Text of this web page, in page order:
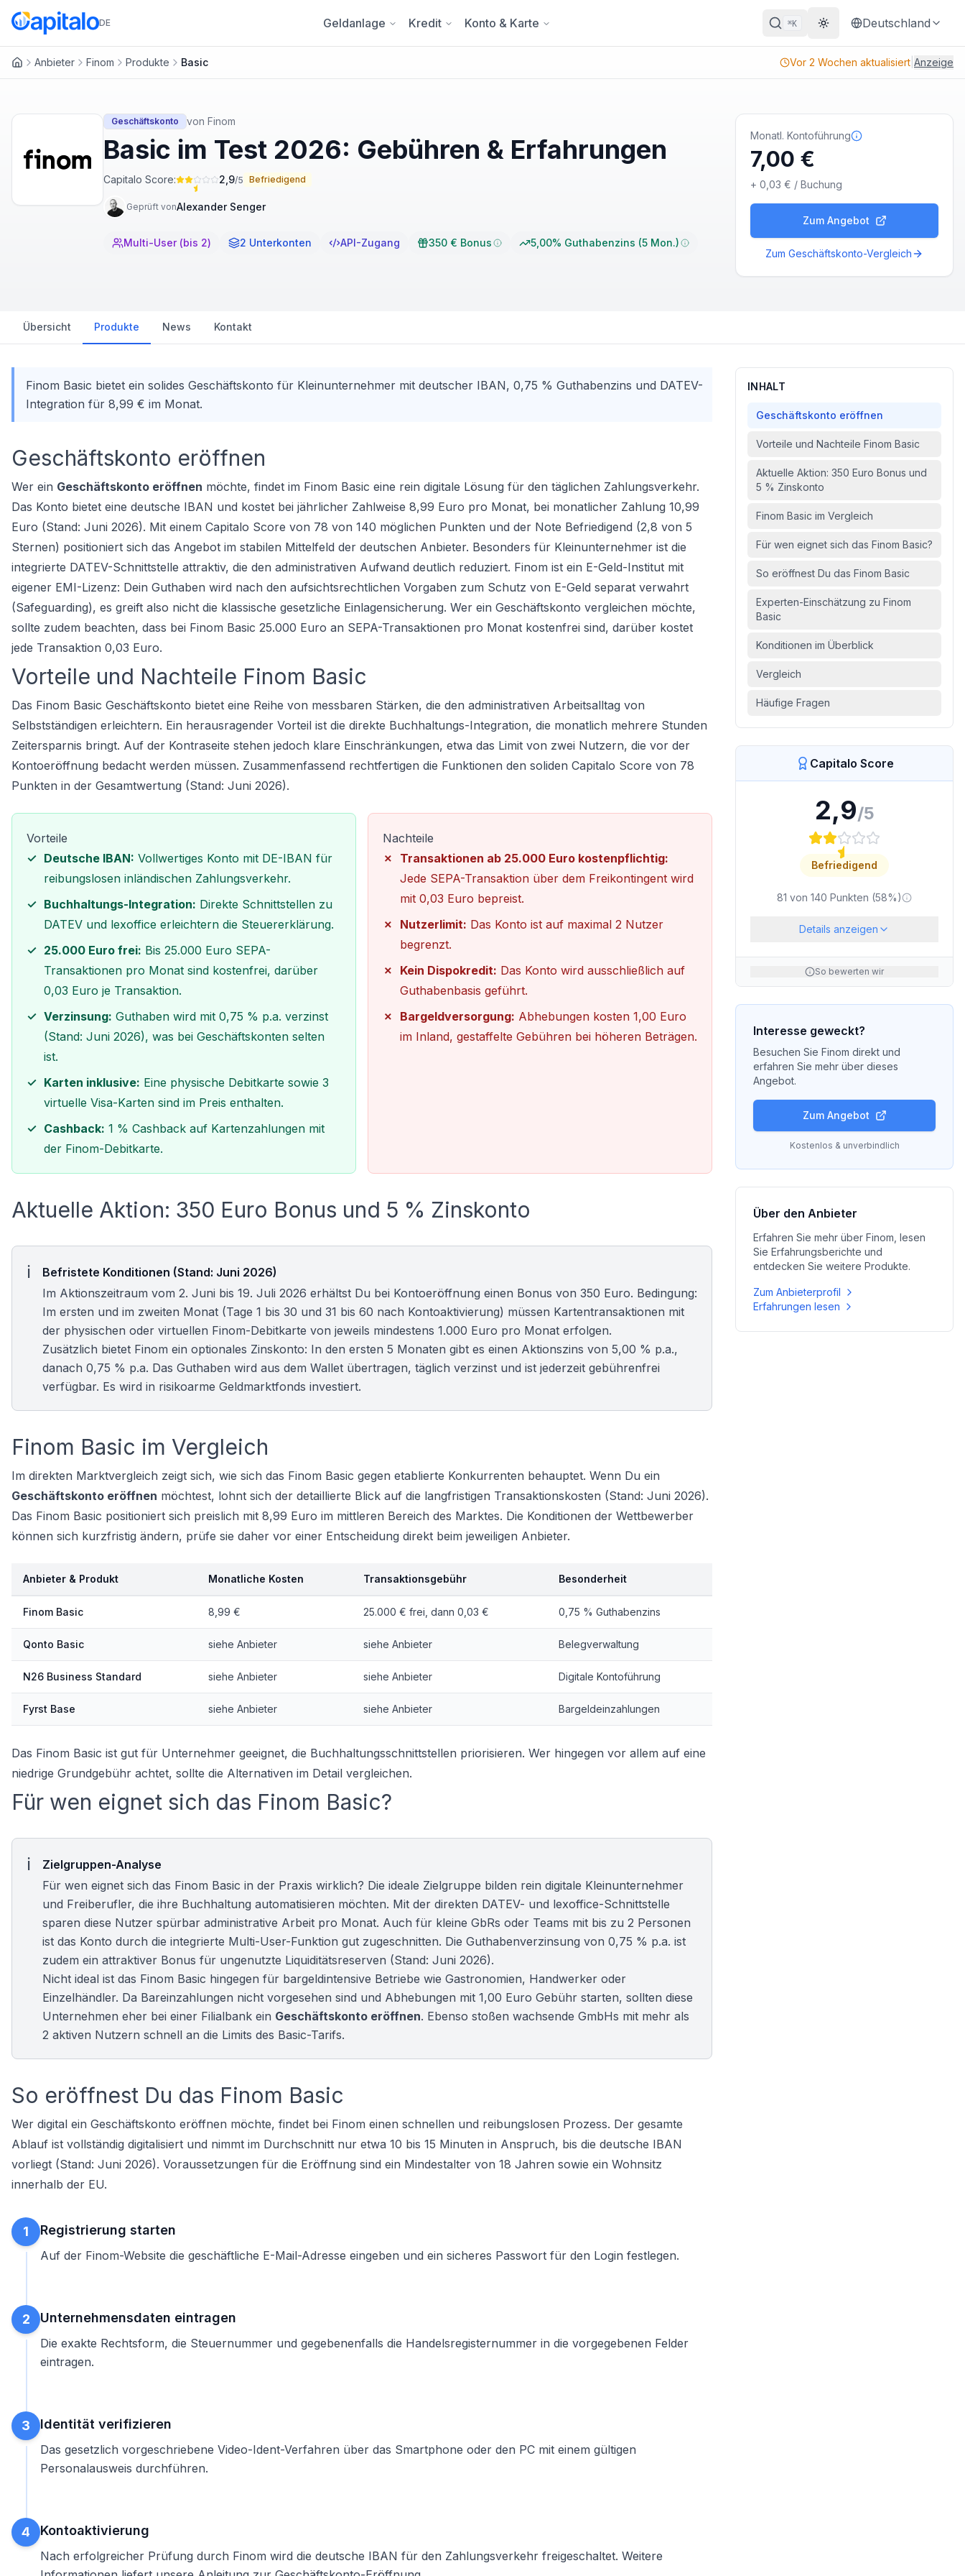
DE Geldanlage Kredit Konto & Karte ⌘K Theme wechseln
Deutschland
Anbieter Finom Produkte Basic Vor 2 Wochen aktualisiert Anzeige
Geschäftskonto von Finom
Basic im Test 2026: Gebühren & Erfahrungen
Capitalo Score: 2,9/5 Befriedigend
Geprüft vonAlexander Senger
Multi-User (bis 2) 2 Unterkonten API-Zugang 350 € Bonus 5,00% Guthabenzins (5 Mon.)
Monatl. Kontoführung
7,00 €
+ 0,03 € / Buchung
Zum Angebot
Zum Geschäftskonto-Vergleich
Übersicht Produkte News Kontakt
Finom Basic bietet ein solides Geschäftskonto für Kleinunternehmer mit deutscher IBAN, 0,75 % Guthabenzins und DATEV-
Integration für 8,99 € im Monat.
Geschäftskonto eröffnen
Wer ein Geschäftskonto eröffnen möchte, findet im Finom Basic eine rein digitale Lösung für den täglichen Zahlungsverkehr.
Das Konto bietet eine deutsche IBAN und kostet bei jährlicher Zahlweise 8,99 Euro pro Monat, bei monatlicher Zahlung 10,99
Euro (Stand: Juni 2026). Mit einem Capitalo Score von 78 von 140 möglichen Punkten und der Note Befriedigend (2,8 von 5
Sternen) positioniert sich das Angebot im stabilen Mittelfeld der deutschen Anbieter. Besonders für Kleinunternehmer ist die
integrierte DATEV-Schnittstelle attraktiv, die den administrativen Aufwand deutlich reduziert. Finom ist ein E-Geld-Institut mit
eigener EMI-Lizenz: Dein Guthaben wird nach den aufsichtsrechtlichen Vorgaben zum Schutz von E-Geld separat verwahrt
(Safeguarding), es greift also nicht die klassische gesetzliche Einlagensicherung. Wer ein Geschäftskonto vergleichen möchte,
sollte zudem beachten, dass bei Finom Basic 25.000 Euro an SEPA-Transaktionen pro Monat kostenfrei sind, darüber kostet
jede Transaktion 0,03 Euro.
Vorteile und Nachteile Finom Basic
Das Finom Basic Geschäftskonto bietet eine Reihe von messbaren Stärken, die den administrativen Arbeitsalltag von
Selbstständigen erleichtern. Ein herausragender Vorteil ist die direkte Buchhaltungs-Integration, die monatlich mehrere Stunden
Zeitersparnis bringt. Auf der Kontraseite stehen jedoch klare Einschränkungen, etwa das Limit von zwei Nutzern, die vor der
Kontoeröffnung bedacht werden müssen. Zusammenfassend rechtfertigen die Funktionen den soliden Capitalo Score von 78
Punkten in der Gesamtwertung (Stand: Juni 2026).
Vorteile
Deutsche IBAN: Vollwertiges Konto mit DE-IBAN für
reibungslosen inländischen Zahlungsverkehr.
Buchhaltungs-Integration: Direkte Schnittstellen zu
DATEV und lexoffice erleichtern die Steuererklärung.
25.000 Euro frei: Bis 25.000 Euro SEPA-
Transaktionen pro Monat sind kostenfrei, darüber
0,03 Euro je Transaktion.
Verzinsung: Guthaben wird mit 0,75 % p.a. verzinst
(Stand: Juni 2026), was bei Geschäftskonten selten
ist.
Karten inklusive: Eine physische Debitkarte sowie 3
virtuelle Visa-Karten sind im Preis enthalten.
Cashback: 1 % Cashback auf Kartenzahlungen mit
der Finom-Debitkarte.
Nachteile
Transaktionen ab 25.000 Euro kostenpflichtig:
Jede SEPA-Transaktion über dem Freikontingent wird
mit 0,03 Euro bepreist.
Nutzerlimit: Das Konto ist auf maximal 2 Nutzer
begrenzt.
Kein Dispokredit: Das Konto wird ausschließlich auf
Guthabenbasis geführt.
Bargeldversorgung: Abhebungen kosten 1,00 Euro
im Inland, gestaffelte Gebühren bei höheren Beträgen.
Aktuelle Aktion: 350 Euro Bonus und 5 % Zinskonto
Befristete Konditionen (Stand: Juni 2026)
Im Aktionszeitraum vom 2. Juni bis 19. Juli 2026 erhältst Du bei Kontoeröffnung einen Bonus von 350 Euro. Bedingung:
Im ersten und im zweiten Monat (Tage 1 bis 30 und 31 bis 60 nach Kontoaktivierung) müssen Kartentransaktionen mit
der physischen oder virtuellen Finom-Debitkarte von jeweils mindestens 1.000 Euro pro Monat erfolgen.
Zusätzlich bietet Finom ein optionales Zinskonto: In den ersten 5 Monaten gibt es einen Aktionszins von 5,00 % p.a.,
danach 0,75 % p.a. Das Guthaben wird aus dem Wallet übertragen, täglich verzinst und ist jederzeit gebührenfrei
verfügbar. Es wird in risikoarme Geldmarktfonds investiert.
Finom Basic im Vergleich
Im direkten Marktvergleich zeigt sich, wie sich das Finom Basic gegen etablierte Konkurrenten behauptet. Wenn Du ein
Geschäftskonto eröffnen möchtest, lohnt sich der detaillierte Blick auf die langfristigen Transaktionskosten (Stand: Juni 2026).
Das Finom Basic positioniert sich preislich mit 8,99 Euro im mittleren Bereich des Marktes. Die Konditionen der Wettbewerber
können sich kurzfristig ändern, prüfe sie daher vor einer Entscheidung direkt beim jeweiligen Anbieter.
Anbieter & Produkt Monatliche Kosten Transaktionsgebühr Besonderheit
Finom Basic 8,99 € 25.000 € frei, dann 0,03 € 0,75 % Guthabenzins
Qonto Basic siehe Anbieter siehe Anbieter Belegverwaltung
N26 Business Standard siehe Anbieter siehe Anbieter Digitale Kontoführung
Fyrst Base siehe Anbieter siehe Anbieter Bargeldeinzahlungen
Das Finom Basic ist gut für Unternehmer geeignet, die Buchhaltungsschnittstellen priorisieren. Wer hingegen vor allem auf eine
niedrige Grundgebühr achtet, sollte die Alternativen im Detail vergleichen.
Für wen eignet sich das Finom Basic?
Zielgruppen-Analyse
Für wen eignet sich das Finom Basic in der Praxis wirklich? Die ideale Zielgruppe bilden rein digitale Kleinunternehmer
und Freiberufler, die ihre Buchhaltung automatisieren möchten. Mit der direkten DATEV- und lexoffice-Schnittstelle
sparen diese Nutzer spürbar administrative Arbeit pro Monat. Auch für kleine GbRs oder Teams mit bis zu 2 Personen
ist das Konto durch die integrierte Multi-User-Funktion gut zugeschnitten. Die Guthabenverzinsung von 0,75 % p.a. ist
zudem ein attraktiver Bonus für ungenutzte Liquiditätsreserven (Stand: Juni 2026).
Nicht ideal ist das Finom Basic hingegen für bargeldintensive Betriebe wie Gastronomien, Handwerker oder
Einzelhändler. Da Bareinzahlungen nicht vorgesehen sind und Abhebungen mit 1,00 Euro Gebühr starten, sollten diese
Unternehmen eher bei einer Filialbank ein Geschäftskonto eröffnen. Ebenso stoßen wachsende GmbHs mit mehr als
2 aktiven Nutzern schnell an die Limits des Basic-Tarifs.
So eröffnest Du das Finom Basic
Wer digital ein Geschäftskonto eröffnen möchte, findet bei Finom einen schnellen und reibungslosen Prozess. Der gesamte
Ablauf ist vollständig digitalisiert und nimmt im Durchschnitt nur etwa 10 bis 15 Minuten in Anspruch, bis die deutsche IBAN
vorliegt (Stand: Juni 2026). Voraussetzungen für die Eröffnung sind ein Mindestalter von 18 Jahren sowie ein Wohnsitz
innerhalb der EU.
1 Registrierung starten
Auf der Finom-Website die geschäftliche E-Mail-Adresse eingeben und ein sicheres Passwort für den Login festlegen.
2 Unternehmensdaten eintragen
Die exakte Rechtsform, die Steuernummer und gegebenenfalls die Handelsregisternummer in die vorgegebenen Felder
eintragen.
3 Identität verifizieren
Das gesetzlich vorgeschriebene Video-Ident-Verfahren über das Smartphone oder den PC mit einem gültigen
Personalausweis durchführen.
4 Kontoaktivierung
Nach erfolgreicher Prüfung durch Finom wird die deutsche IBAN für den Zahlungsverkehr freigeschaltet. Weitere
INHALT
Geschäftskonto eröffnen
Vorteile und Nachteile Finom Basic
Aktuelle Aktion: 350 Euro Bonus und
5 % Zinskonto
Finom Basic im Vergleich
Für wen eignet sich das Finom Basic?
So eröffnest Du das Finom Basic
Experten-Einschätzung zu Finom
Basic
Konditionen im Überblick
Vergleich
Häufige Fragen
Capitalo Score
2,9/5
Befriedigend
81 von 140 Punkten (58%)
Details anzeigen
So bewerten wir
Interesse geweckt?
Besuchen Sie Finom direkt und
erfahren Sie mehr über dieses
Angebot.
Zum Angebot
Kostenlos & unverbindlich
Über den Anbieter
Erfahren Sie mehr über Finom , lesen
Sie Erfahrungsberichte und
entdecken Sie weitere Produkte.
Zum Anbieterprofil
Erfahrungen lesen